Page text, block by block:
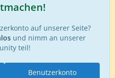
auf unserer Seite?
und nimm an unserer
teil!
Benutzerkonto